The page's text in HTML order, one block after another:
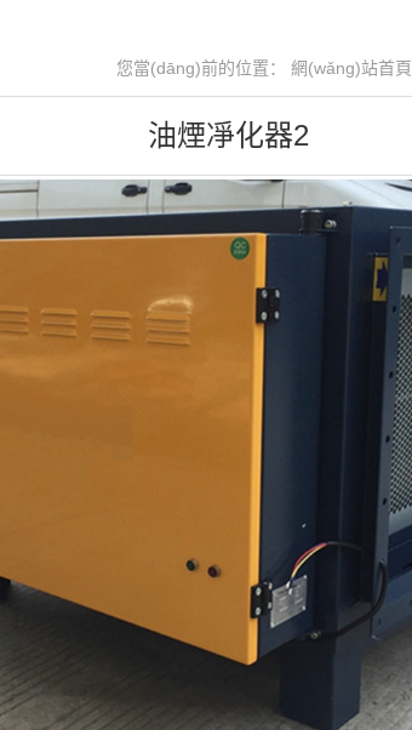
您當(dāng)前的位置： 網(wǎng)站首頁
油煙凈化器2